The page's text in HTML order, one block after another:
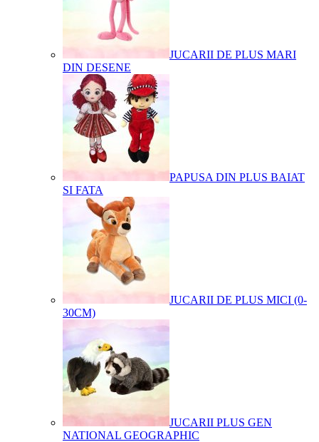
JUCARII DE PLUS MARI
DIN DESENE
PAPUSA DIN PLUS BAIAT
SI FATA
JUCARII DE PLUS MICI (0-
30CM)
JUCARII PLUS GEN
NATIONAL GEOGRAPHIC